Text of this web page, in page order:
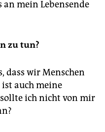
an mein Lebensende
zu tun?
dass wir Menschen
ist auch meine
ich nicht von mir